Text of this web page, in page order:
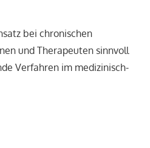
bei chronischen
und Therapeuten sinnvoll
Verfahren im medizinisch-